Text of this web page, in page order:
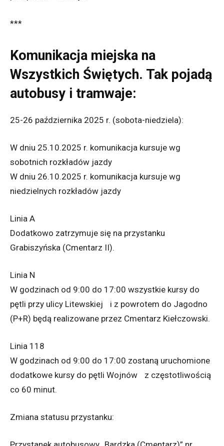
***
Komunikacja miejska na
Wszystkich Świętych. Tak pojadą
autobusy i tramwaje:
25-26 października 2025 r. (sobota-niedziela):
W dniu 25.10.2025 r. komunikacja kursuje wg
sobotnich rozkładów jazdy
W dniu 26.10.2025 r. komunikacja kursuje wg
niedzielnych rozkładów jazdy
Linia A
Dodatkowo zatrzymuje się na przystanku
Grabiszyńska (Cmentarz II).
Linia N
W godzinach od 9:00 do 17:00 wszystkie kursy do
pętli przy ulicy Litewskiej i z powrotem do Jagodno
(P+R) będą realizowane przez Cmentarz Kiełczowski.
Linia 118
W godzinach od 9:00 do 17:00 zostaną uruchomione
dodatkowe kursy do pętli Wojnów z częstotliwością
co 60 minut.
Zmiana statusu przystanku: